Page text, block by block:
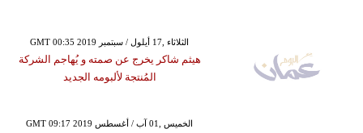
GMT 00:35 2019 الثلاثاء ,17 أيلول / سبتمبر
هيثم شاكر يخرج عن صمته و يُهاجم الشركة
المُنتجة لألبومه الجديد
GMT 09:17 2019 الخميس ,01 آب / أغسطس